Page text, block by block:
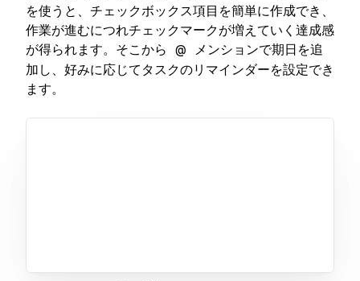
を使うと、チェックボックス項目を簡単に作成でき、
作業が進むにつれチェックマークが増えていく達成感
が得られます。そこから
@
メンションで期日を追
加し、好みに応じてタスクのリマインダーを設定でき
ます。